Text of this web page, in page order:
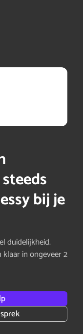
bij je
duidelijkheid.
klaar in ongeveer 2